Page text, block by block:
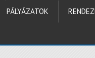
PÁLYÁZATOK